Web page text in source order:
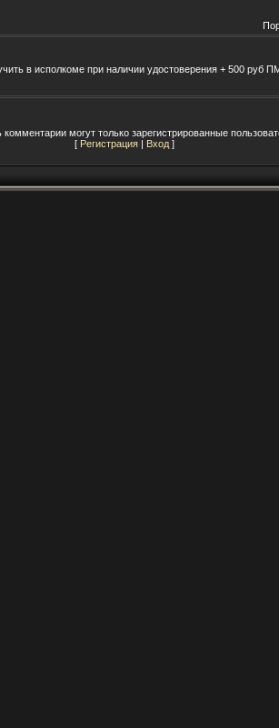
в исполкоме при наличии удостоверения + 500 руб
комментарии могут только зарегистрированные
[ Регистрация | Вход ]